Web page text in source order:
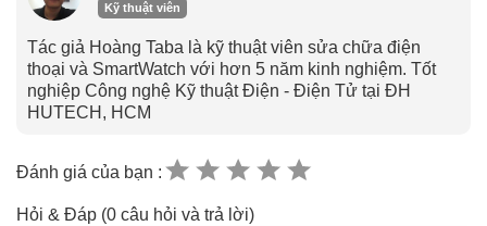
Kỹ thuật viên
Tác giả Hoàng Taba là kỹ thuật viên sửa chữa điện
thoại và SmartWatch với hơn 5 năm kinh nghiệm. Tốt
nghiệp Công nghệ Kỹ thuật Điện - Điện Tử tại ĐH
HUTECH, HCM
Đánh giá của bạn :
Hỏi & Đáp (0 câu hỏi và trả lời)